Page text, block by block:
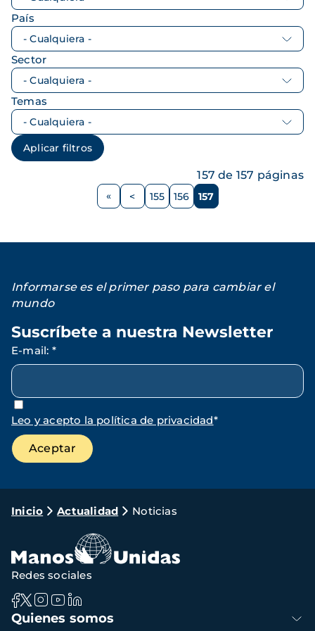
País
Sector
Temas
Página
< Página
155 Página
156 Página
157
157 de 157 páginas
Informarse es el primer paso para cambiar el
mundo
Suscríbete a nuestra Newsletter
E-mail: *
Leo y acepto la política de privacidad*
Ruta
navegación
Inicio Actualidad Noticias
Navegación
Quienes somos
Redes sociales